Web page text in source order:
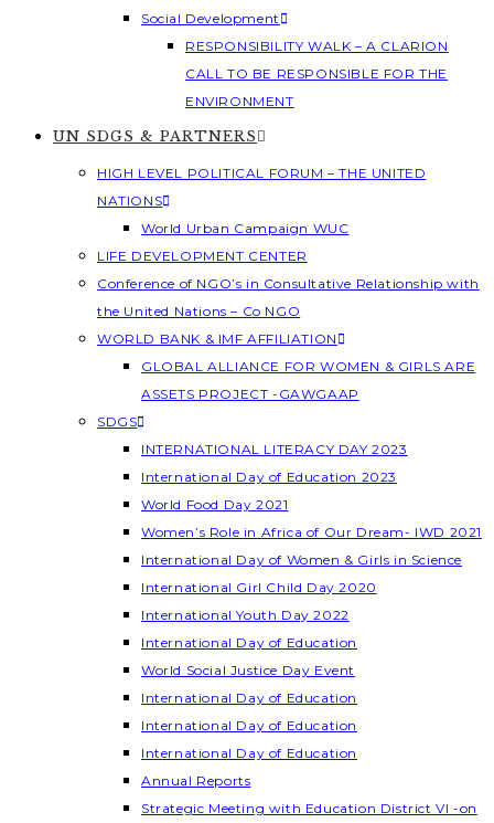
Social Development
RESPONSIBILITY WALK – A CLARION
CALL TO BE RESPONSIBLE FOR THE
ENVIRONMENT
UN SDGS & PARTNERS
HIGH LEVEL POLITICAL FORUM – THE UNITED
NATIONS
World Urban Campaign WUC
LIFE DEVELOPMENT CENTER
Conference of NGO’s in Consultative Relationship with
the United Nations – Co NGO
WORLD BANK & IMF AFFILIATION
GLOBAL ALLIANCE FOR WOMEN & GIRLS ARE
ASSETS PROJECT -GAWGAAP
SDGS
INTERNATIONAL LITERACY DAY 2023
International Day of Education 2023
World Food Day 2021
Women’s Role in Africa of Our Dream- IWD 2021
International Day of Women & Girls in Science
International Girl Child Day 2020
International Youth Day 2022
International Day of Education
World Social Justice Day Event
International Day of Education
International Day of Education
International Day of Education
Annual Reports
Strategic Meeting with Education District VI -on